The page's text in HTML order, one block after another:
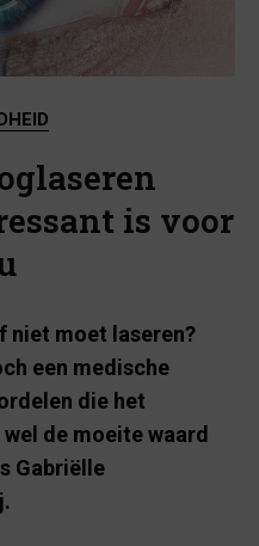
is voor
niet moet laseren?
een medische
die het
de moeite waard
Gabriëlle